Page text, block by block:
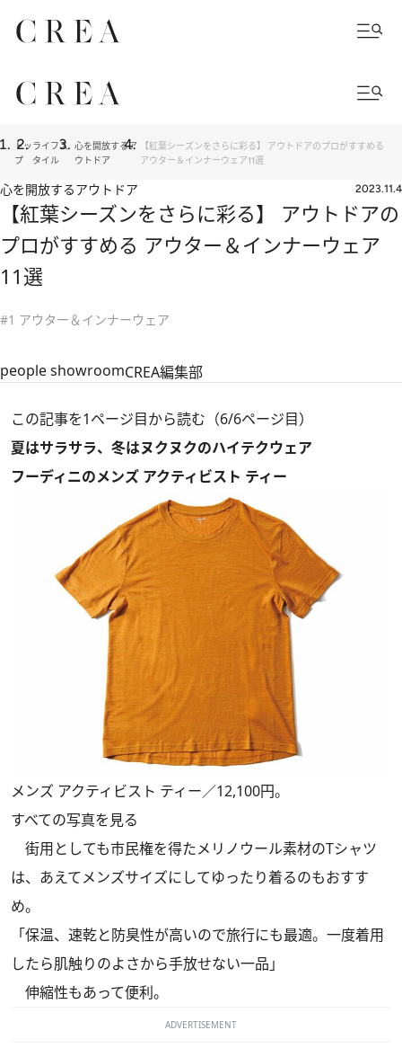
トッ
プ
ライフス
タイル
心を開放するア
ウトドア
【紅葉シーズンをさらに彩る】 アウトドアのプロがすすめる
アウター＆インナーウェア11選
心を開放するアウトドア 2023.11.4
【紅葉シーズンをさらに彩る】 アウトドアの
プロがすすめる アウター＆インナーウェア
11選
#1 アウター＆インナーウェア
people showroomCREA編集部
この記事を1ページ目から読む（6/6ページ目）
夏はサラサラ、冬はヌクヌクのハイテクウェア
フーディニのメンズ アクティビスト ティー
メンズ アクティビスト ティー／12,100円。
すべての写真を見る
街用としても市民権を得たメリノウール素材のTシャツ
は、あえてメンズサイズにしてゆったり着るのもおすす
め。
「保温、速乾と防臭性が高いので旅行にも最適。一度着用
したら肌触りのよさから手放せない一品」
伸縮性もあって便利。
ADVERTISEMENT